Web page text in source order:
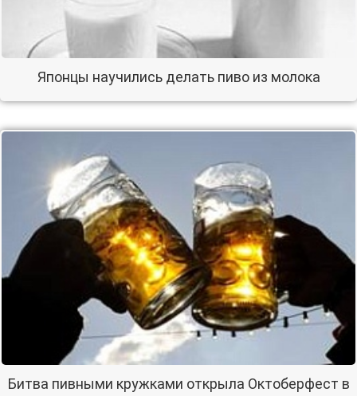
Японцы научились делать пиво из молока
Битва пивными кружками открыла Октоберфест в